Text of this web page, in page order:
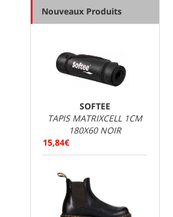
Nouveaux Produits
SOFTEE
TAPIS MATRIXCELL 1CM
180X60 NOIR
15,84€